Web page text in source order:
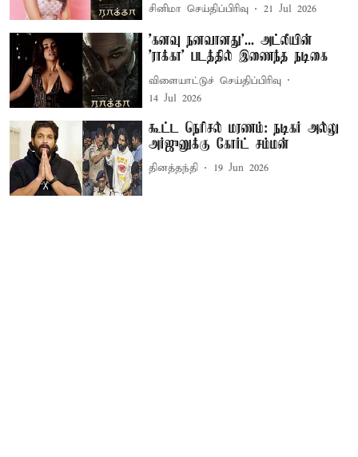
சினிமா செய்திப்பிரிவு 21 Jul 2026
’கனவு நனவானது’... அட்லீயின்
'ராக்கா' படத்தில் இணைந்த நடிகை
விளையாட்டுச் செய்திப்பிரிவு
14 Jul 2026
கூட்ட நெரிசல் மரணம்: நடிகர் அல்லு
அர்ஜுனுக்கு கோர்ட் சம்மன்
தினத்தந்தி 19 Jun 2026